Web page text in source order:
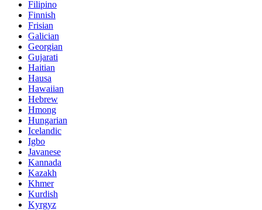
Filipino
Finnish
Frisian
Galician
Georgian
Gujarati
Haitian
Hausa
Hawaiian
Hebrew
Hmong
Hungarian
Icelandic
Igbo
Javanese
Kannada
Kazakh
Khmer
Kurdish
Kyrgyz